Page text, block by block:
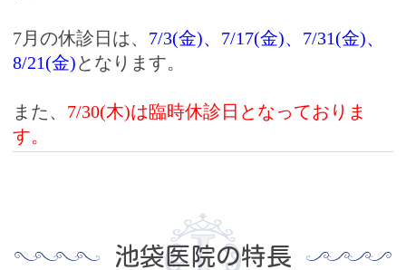
7月の休診日は、 7/3(金)、7/17(金)、7/31(金)、
8/21(金)となります。
また、 7/30(木)は臨時休診日となっておりま
す。
夏期休暇は 8/14(木)～8/17(月)となっておりま
池袋医院の特長